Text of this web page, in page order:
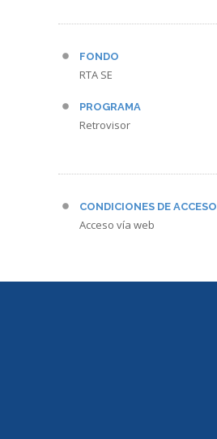
FONDO
RTA SE
PROGRAMA
Retrovisor
CONDICIONES DE ACCESO
Acceso vía web